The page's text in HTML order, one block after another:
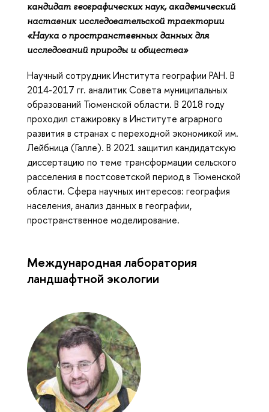
кандидат географических наук, академический
наставник исследовательской траектории
«Наука о пространственных данных для
исследований природы и общества»
Научный сотрудник Института географии РАН. В
2014-2017 гг. аналитик Совета муниципальных
образований Тюменской области. В 2018 году
проходил стажировку в Институте аграрного
развития в странах с переходной экономикой им.
Лейбница (Галле). В 2021 защитил кандидатскую
диссертацию по теме трансформации сельского
расселения в постсоветской период в Тюменской
области. Сфера научных интересов: география
населения, анализ данных в географии,
пространственное моделирование.
Международная лаборатория
ландшафтной экологии